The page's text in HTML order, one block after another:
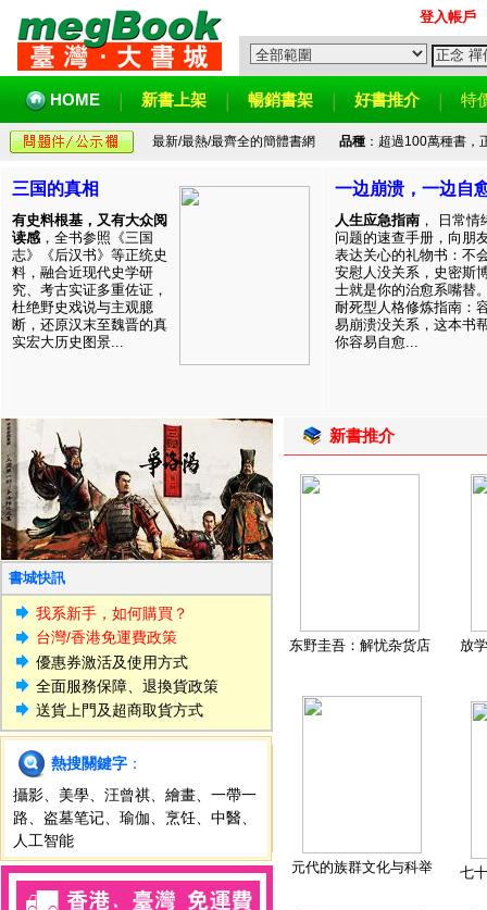
登入帳戶
HOME 新書上架 暢銷書架 好書推介 特
最新/最熱/最齊全的簡體書網 品種：超過100萬種書，
三国的真相
有史料根基，又有大众阅
读感 ，全书参照《三国
志》《后汉书》等正统史
料，融合近现代史学研
究、考古实证多重佐证，
杜绝野史戏说与主观臆
断，还原汉末至魏晋的真
实宏大历史图景...
一边崩溃，一边自
人生应急指南 ， 日常情
问题的速查手册，向朋
表达关心的礼物书：不
安慰人没关系，史密斯
士就是你的治愈系嘴替
耐死型人格修炼指南：
易崩溃没关系，这本书
你容易自愈...
書城快訊
我系新手，如何購買？
台灣/香港免運費政策
優惠券激活及使用方式
全面服務保障、退換貨政策
送貨上門及超商取貨方式
熱搜關鍵字 ：
攝影
美學 汪曾祺 繪畫
一帶一
路
盗墓笔记 瑜伽 烹饪 中醫
人工智能
新書推介
东野圭吾：解忧杂货店 放
元代的族群文化与科举 七